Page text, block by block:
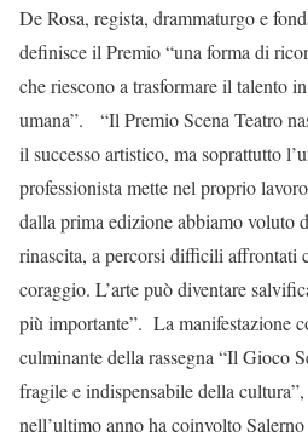
De Rosa, regista, drammaturgo e
definisce il Premio “una forma di
che riescono a trasformare il talento
umana”. “Il Premio Scena Teatro
il successo artistico, ma soprattutto
professionista mette nel proprio
dalla prima edizione abbiamo voluto
rinascita, a percorsi difficili affrontati
coraggio. L’arte può diventare
più importante”. La manifestazione
culminante della rassegna “Il Gioco
fragile e indispensabile della
nell’ultimo anno ha coinvolto